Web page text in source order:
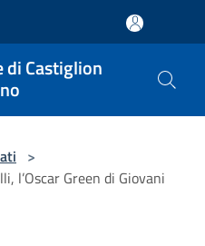
di Castiglion
>
l’Oscar Green di Giovani